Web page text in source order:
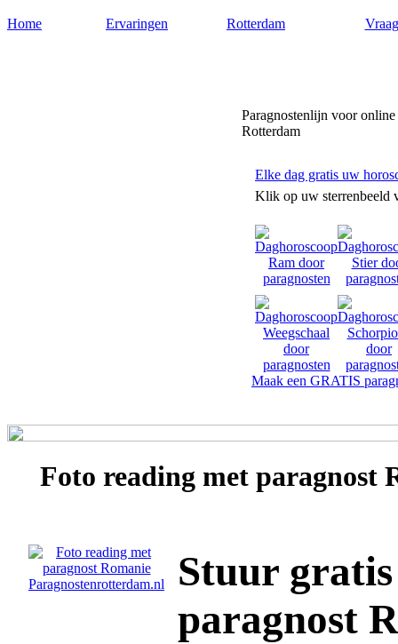
Home Ervaringen Rotterdam
Paragnostenlijn voor
Rotterdam
Elke dag gratis uw
Klik op uw sterrenbeeld
Maak een GRATIS
Foto reading met paragnost
Stuur
paragnost